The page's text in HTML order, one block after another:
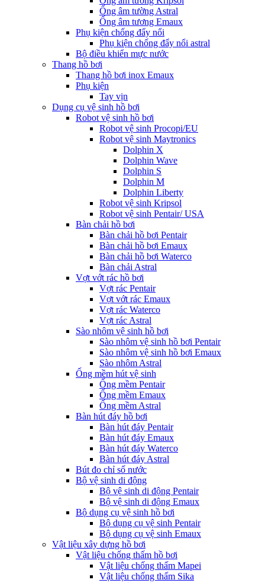
Ống âm tường Astral
Ống âm tương Emaux
Phụ kiện chống đẩy nổi
Phụ kiện chống đẩy nổi astral
Bộ điều khiển mực nước
Thang hồ bơi
Thang hồ bơi inox Emaux
Phụ kiện
Tay vịn
Dụng cụ vệ sinh hồ bơi
Robot vệ sinh hồ bơi
Robot vệ sinh Procopi/EU
Robot vệ sinh Maytronics
Dolphin X
Dolphin Wave
Dolphin S
Dolphin M
Dolphin Liberty
Robot vệ sinh Kripsol
Robot vệ sinh Pentair/ USA
Bàn chải hồ bơi
Bàn chải hồ bơi Pentair
Bàn chải hồ bơi Emaux
Bàn chải hồ bơi Waterco
Bàn chải Astral
Vợt vớt rác hồ bơi
Vợt rác Pentair
Vợt vớt rác Emaux
Vợt rác Waterco
Vợt rác Astral
Sào nhôm vệ sinh hồ bơi
Sào nhôm vệ sinh hồ bơi Pentair
Sào nhôm vệ sinh hồ bơi Emaux
Sào nhôm Astral
Ống mềm hút vệ sinh
Ống mềm Pentair
Ống mềm Emaux
Ống mềm Astral
Bàn hút đáy hồ bơi
Bàn hút đáy Pentair
Bàn hút đáy Emaux
Bàn hút đáy Waterco
Bàn hút đáy Astral
Bút đo chỉ số nước
Bộ vệ sinh di động
Bộ vệ sinh di động Pentair
Bộ vệ sinh di động Emaux
Bộ dụng cụ vệ sinh hồ bơi
Bộ dụng cụ vệ sinh Pentair
Bộ dụng cụ vệ sinh Emaux
Vật liệu xây dựng hồ bơi
Vật liệu chống thấm hồ bơi
Vật liệu chống thấm Mapei
Vật liệu chống thấm Sika